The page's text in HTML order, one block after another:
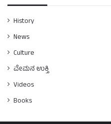
History
News
Culture
ವೇಮನ ಉಕ್ತಿ
Videos
Books